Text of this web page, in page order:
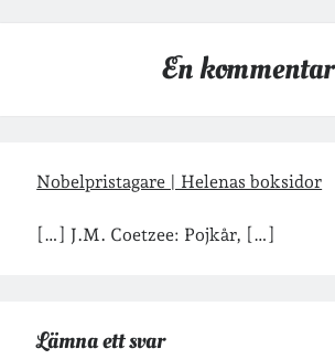
En kommentar
Nobelpristagare | Helenas boksidor
[…] J.M. Coetzee: Pojkår, […]
Lämna ett svar